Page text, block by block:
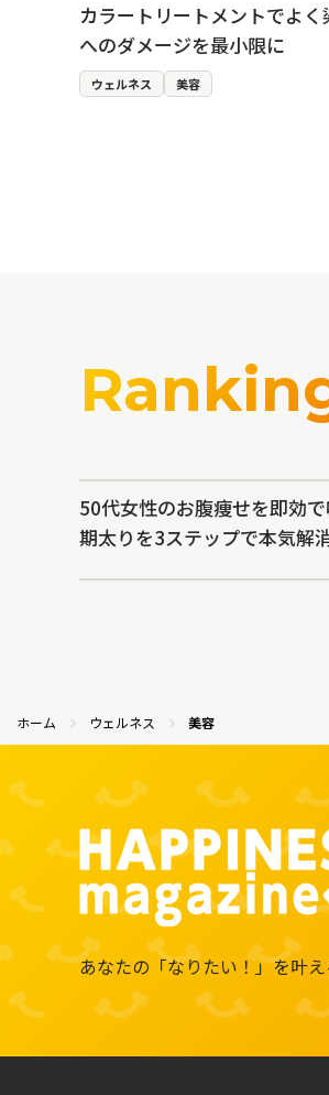
カラートリートメントでよ
へのダメージを最小限に
ウェルネス 美容
50代女性のお腹痩せを即効
期太りを3ステップで本気解
ホーム ウェルネス 美容
あなたの「なりたい！」を叶え